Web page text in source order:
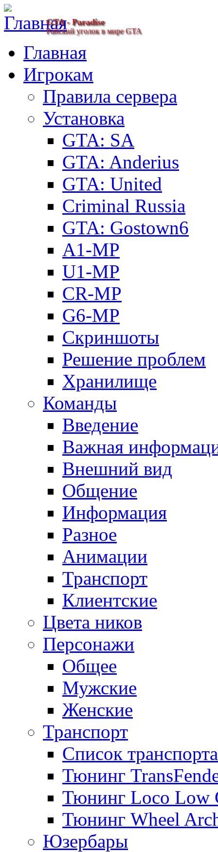
GTA - Paradise
Райский уголок в мире GTA
Главная
Игрокам
Правила сервера
Установка
GTA: SA
GTA: Anderius
GTA: United
Criminal Russia
GTA: Gostown6
A1-MP
U1-MP
CR-MP
G6-MP
Скриншоты
Решение проблем
Хранилище
Команды
Введение
Важная
Внешний вид
Общение
Информация
Разное
Анимации
Транспорт
Клиентские
Цвета ников
Персонажи
Общее
Мужские
Женские
Транспорт
Список транспорта
Тюнинг
Тюнинг Loco Low
Тюнинг Wheel
Юзербары